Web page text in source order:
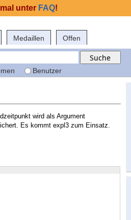
Medaillen Offen
Benutzer
wird als Argument
Es kommt expl3 zum Einsatz.
unter FAQ!